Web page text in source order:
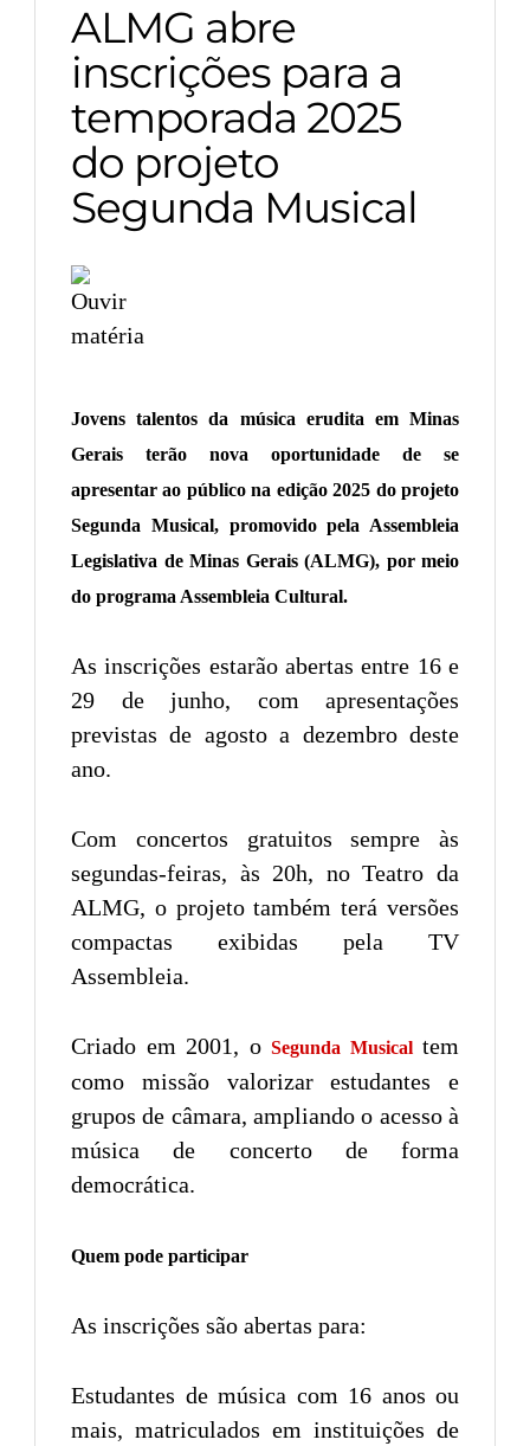
ALMG abre
inscrições para a
temporada 2025
do projeto
Segunda Musical
Jovens talentos da música erudita em Minas
Gerais terão nova oportunidade de se
apresentar ao público na edição 2025 do projeto
Segunda Musical, promovido pela Assembleia
Legislativa de Minas Gerais (ALMG), por meio
do programa Assembleia Cultural.
As inscrições estarão abertas entre 16 e
29 de junho, com apresentações
previstas de agosto a dezembro deste
ano.
Com concertos gratuitos sempre às
segundas-feiras, às 20h, no Teatro da
ALMG, o projeto também terá versões
compactas exibidas pela TV
Assembleia.
Criado em 2001, o Segunda Musical tem
como missão valorizar estudantes e
grupos de câmara, ampliando o acesso à
música de concerto de forma
democrática.
Quem pode participar
As inscrições são abertas para:
Estudantes de música com 16 anos ou
mais, matriculados em instituições de